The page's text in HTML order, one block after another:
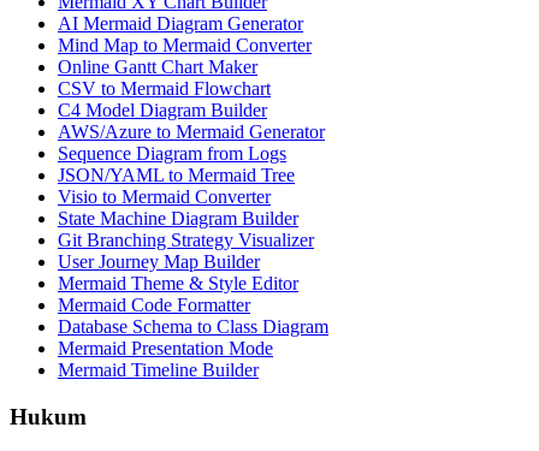
AI Mermaid Diagram Generator
Mind Map to Mermaid Converter
Online Gantt Chart Maker
CSV to Mermaid Flowchart
C4 Model Diagram Builder
AWS/Azure to Mermaid Generator
Sequence Diagram from Logs
JSON/YAML to Mermaid Tree
Visio to Mermaid Converter
State Machine Diagram Builder
Git Branching Strategy Visualizer
User Journey Map Builder
Mermaid Theme & Style Editor
Mermaid Code Formatter
Database Schema to Class Diagram
Mermaid Presentation Mode
Mermaid Timeline Builder
Hukum